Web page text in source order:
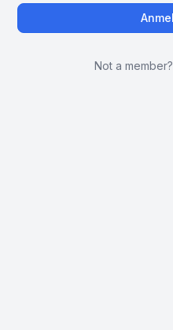
Not a member?